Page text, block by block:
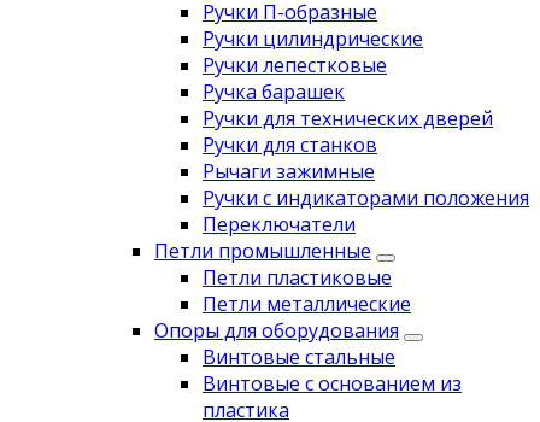
Ручки П-образные
Ручки цилиндрические
Ручки лепестковые
Ручка барашек
Ручки для технических дверей
Ручки для станков
Рычаги зажимные
Ручки с индикаторами положения
Переключатели
Петли промышленные
Петли пластиковые
Петли металлические
Опоры для оборудования
Винтовые стальные
Винтовые с основанием из
пластика